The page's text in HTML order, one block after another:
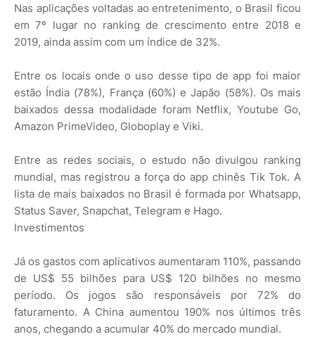
Nas aplicações voltadas ao entretenimento, o Brasil ficou
em 7º lugar no ranking de crescimento entre 2018 e
2019, ainda assim com um índice de 32%.
Entre os locais onde o uso desse tipo de app foi maior
estão Índia (78%), França (60%) e Japão (58%). Os mais
baixados dessa modalidade foram Netflix, Youtube Go,
Amazon PrimeVideo, Globoplay e Viki.
Entre as redes sociais, o estudo não divulgou ranking
mundial, mas registrou a força do app chinês Tik Tok. A
lista de mais baixados no Brasil é formada por Whatsapp,
Status Saver, Snapchat, Telegram e Hago.
Investimentos
Já os gastos com aplicativos aumentaram 110%, passando
de US$ 55 bilhões para US$ 120 bilhões no mesmo
período. Os jogos são responsáveis por 72% do
faturamento. A China aumentou 190% nos últimos três
anos, chegando a acumular 40% do mercado mundial.